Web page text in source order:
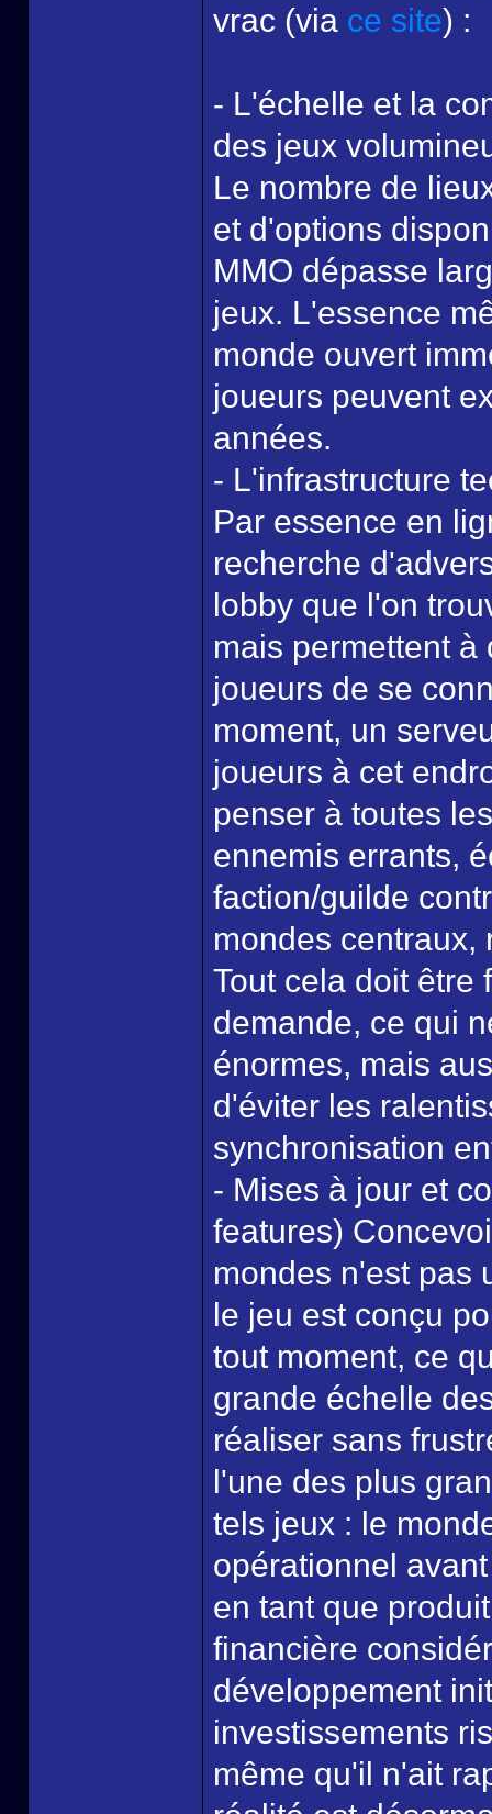
vrac (via ce site) :
- L'échelle et la
des jeux
Le nombre de
et d'options
MMO dépasse
jeux. L'essence
monde ouvert
joueurs peuvent
années.
- L'infrastructure
Par essence en
recherche
lobby que l'on
mais permettent
joueurs de se
moment, un
joueurs à cet
penser à toutes
ennemis errants,
faction/guilde
mondes centraux,
Tout cela doit être
demande, ce qui
énormes, mais
d'éviter les
synchronisation
- Mises à jour et
features)
mondes n'est pas
le jeu est conçu
tout moment, ce
grande échelle
réaliser sans
l'une des plus
tels jeux : le
opérationnel
en tant que
financière
développement
investissements
même qu'il n'ait